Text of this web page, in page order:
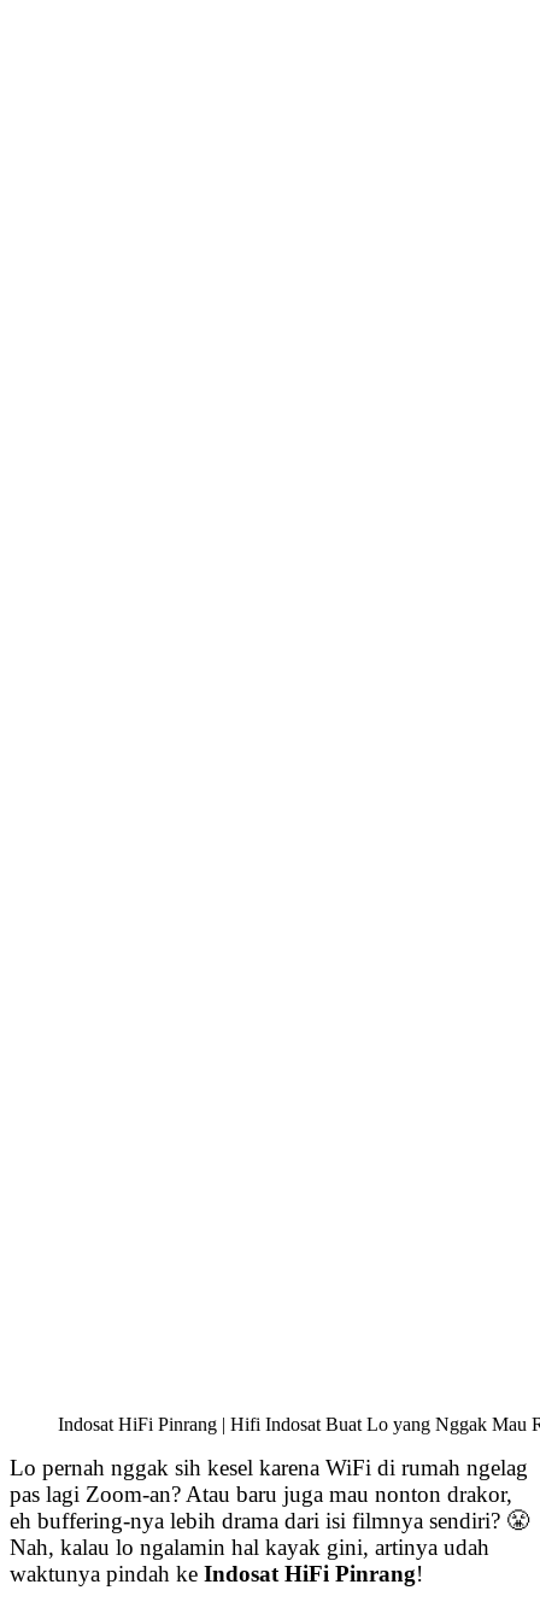
Indosat HiFi Pinrang | Hifi Indosat Buat Lo yang Nggak Mau
Lo pernah nggak sih kesel karena WiFi di rumah ngelag
pas lagi Zoom-an? Atau baru juga mau nonton drakor,
eh buffering-nya lebih drama dari isi filmnya sendiri? 😤
Nah, kalau lo ngalamin hal kayak gini, artinya udah
waktunya pindah ke Indosat HiFi Pinrang!